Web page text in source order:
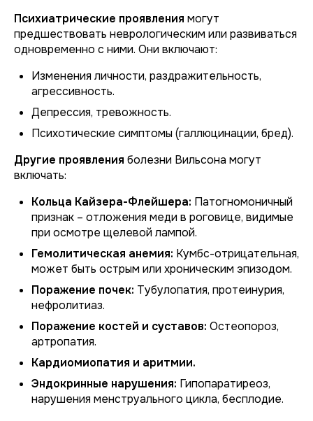
Психиатрические проявления могут
предшествовать неврологическим или развиваться
одновременно с ними. Они включают:
Изменения личности, раздражительность,
агрессивность.
Депрессия, тревожность.
Психотические симптомы (галлюцинации, бред).
Другие проявления болезни Вильсона могут
включать:
Кольца Кайзера-Флейшера: Патогномоничный
признак – отложения меди в роговице, видимые
при осмотре щелевой лампой.
Гемолитическая анемия: Кумбс-отрицательная,
может быть острым или хроническим эпизодом.
Поражение почек: Тубулопатия, протеинурия,
нефролитиаз.
Поражение костей и суставов: Остеопороз,
артропатия.
Кардиомиопатия и аритмии.
Эндокринные нарушения: Гипопаратиреоз,
нарушения менструального цикла, бесплодие.